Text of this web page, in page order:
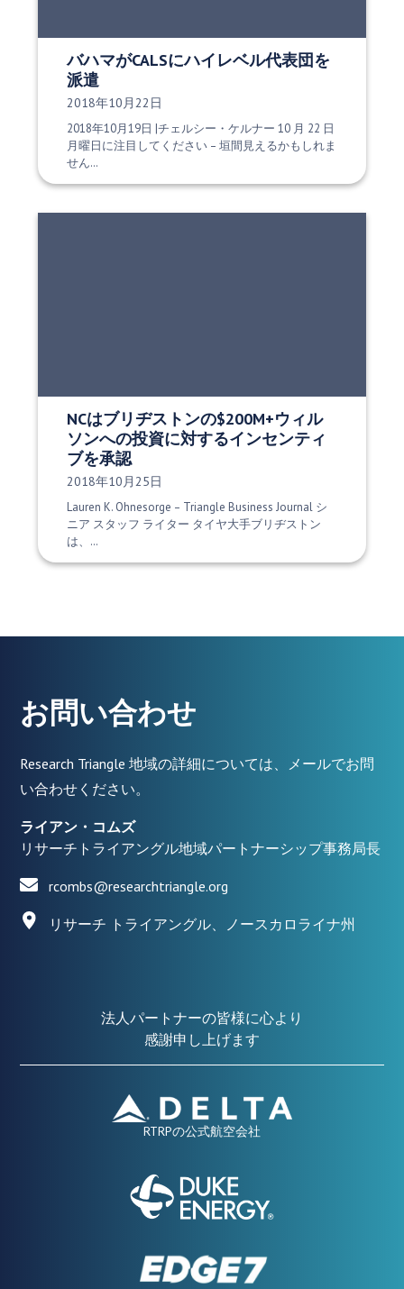
バハマがCALSにハイレベル代表団を
派遣
発行日:
2018年10月22日
2018年10月19日 |チェルシー・ケルナー 10 月 22 日
月曜日に注目してください – 垣間見えるかもしれま
せん…
NCはブリヂストンの$200M+ウィル
ソンへの投資に対するインセンティ
ブを承認
発行日:
2018年10月25日
Lauren K. Ohnesorge – Triangle Business Journal シ
ニア スタッフ ライター タイヤ大手ブリヂストン
は、…
お問い合わせ
Research Triangle 地域の詳細については、メールでお問
い合わせください。
ライアン・コムズ
リサーチトライアングル地域パートナーシップ事務局長
rcombs@researchtriangle.org
リサーチ トライアングル、ノースカロライナ州
法人パートナーの皆様に心より
感謝申し上げます
RTRPの公式航空会社